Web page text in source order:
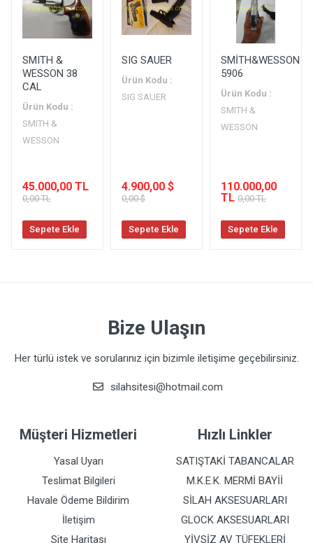
: 20+1
Toplam Uzunluk
:
Toplam Yükseklik
:
Namlu Uzunluğu
:
Ağırlık
SMITH &
WESSON 38
CAL
Ürün Kodu :
SMITH &
WESSON
45.000,00 TL
0,00 TL
Sepete Ekle
SIG SAUER
Ürün Kodu :
SIG SAUER
4.900,00 $
0,00 $
Sepete Ekle
SMİTH&WESSON
5906
Ürün Kodu :
SMITH &
WESSON
110.000,00
TL 0,00 TL
Sepete Ekle
Bize Ulaşın
Her türlü istek ve sorularınız için bizimle iletişime geçebilirsiniz.
silahsitesi@hotmail.com
Müşteri Hizmetleri
Yasal Uyarı
Teslimat Bilgileri
Havale Ödeme Bildirim
İletişim
Site Haritası
Hızlı Linkler
SATIŞTAKİ TABANCALAR
M.K.E.K. MERMİ BAYİİ
SİLAH AKSESUARLARI
GLOCK AKSESUARLARI
YİVSİZ AV TÜFEKLERİ